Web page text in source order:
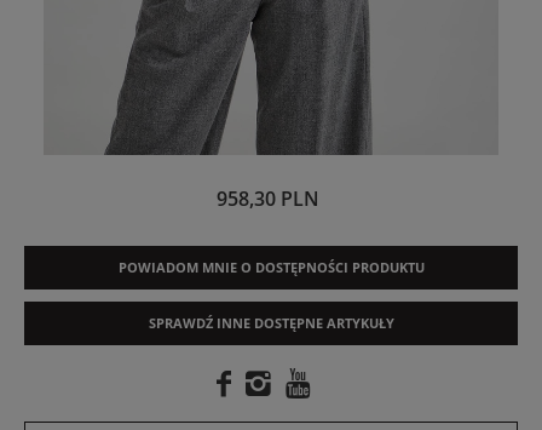
958,30 PLN
POWIADOM MNIE O DOSTĘPNOŚCI PRODUKTU
SPRAWDŹ INNE DOSTĘPNE ARTYKUŁY